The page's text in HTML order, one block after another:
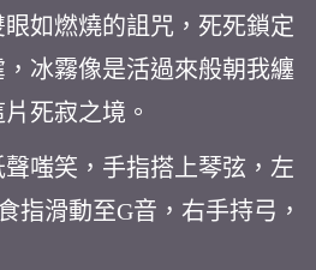
如燃燒的詛咒，死死鎖定
冰霧像是活過來般朝我纏
死寂之境。
聲嗤笑，手指搭上琴弦，左
指滑動至G音，右手持弓，